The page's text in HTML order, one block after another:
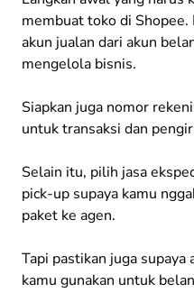
membuat toko di Shopee.
akun jualan dari akun
mengelola bisnis.
Siapkan juga nomor
untuk transaksi dan
Selain itu, pilih jasa
pick-up supaya kamu
paket ke agen.
Tapi pastikan juga supaya
kamu gunakan untuk